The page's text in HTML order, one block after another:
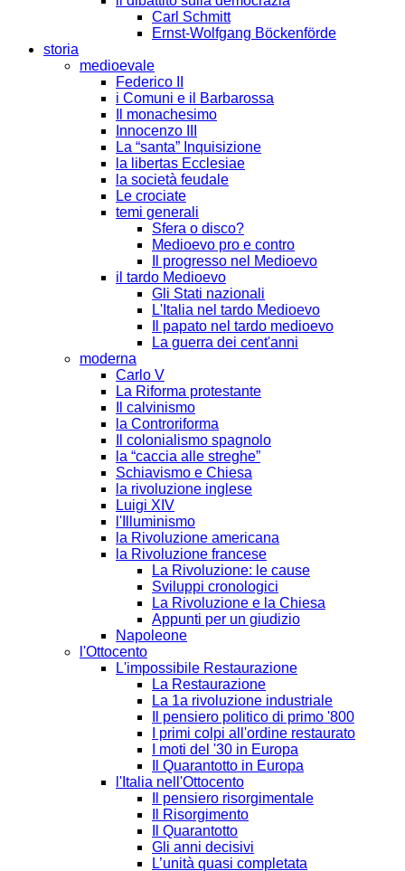
Carl Schmitt
Ernst-Wolfgang Böckenförde
storia
medioevale
Federico II
i Comuni e il Barbarossa
Il monachesimo
Innocenzo III
La “santa” Inquisizione
la libertas Ecclesiae
la società feudale
Le crociate
temi generali
Sfera o disco?
Medioevo pro e contro
Il progresso nel Medioevo
il tardo Medioevo
Gli Stati nazionali
L'Italia nel tardo Medioevo
Il papato nel tardo medioevo
La guerra dei cent'anni
moderna
Carlo V
La Riforma protestante
Il calvinismo
la Controriforma
Il colonialismo spagnolo
la “caccia alle streghe”
Schiavismo e Chiesa
la rivoluzione inglese
Luigi XIV
l'Illuminismo
la Rivoluzione americana
la Rivoluzione francese
La Rivoluzione: le cause
Sviluppi cronologici
La Rivoluzione e la Chiesa
Appunti per un giudizio
Napoleone
l'Ottocento
L'impossibile Restaurazione
La Restaurazione
La 1a rivoluzione industriale
Il pensiero politico di primo '800
I primi colpi all'ordine restaurato
I moti del '30 in Europa
Il Quarantotto in Europa
l'Italia nell'Ottocento
Il pensiero risorgimentale
Il Risorgimento
Il Quarantotto
Gli anni decisivi
L’unità quasi completata